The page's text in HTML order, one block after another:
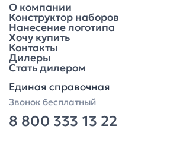
О компании
Конструктор наборов
Нанесение логотипа
Хочу купить
Контакты
Дилеры
Стать дилером
Единая справочная
Звонок бесплатный
8 800 333 13 22